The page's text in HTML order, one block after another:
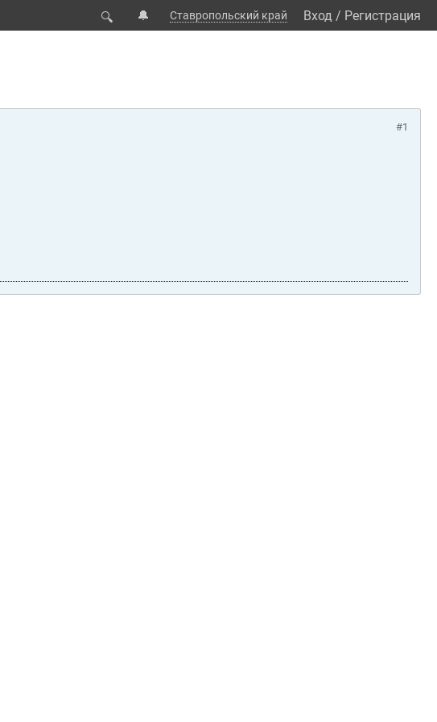
🔍 🔔 Ставропольский край Вход / Регистрация
#1